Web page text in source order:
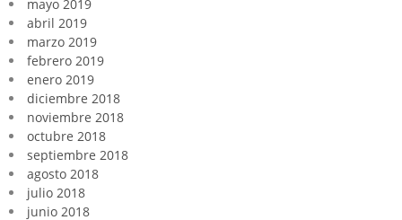
mayo 2019
abril 2019
marzo 2019
febrero 2019
enero 2019
diciembre 2018
noviembre 2018
octubre 2018
septiembre 2018
agosto 2018
julio 2018
junio 2018